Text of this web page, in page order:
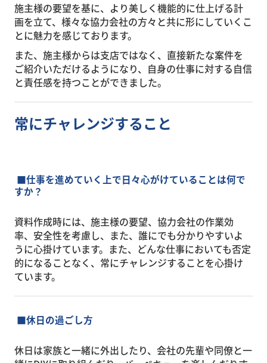
施主様の要望を基に、より美しく機能的に仕上げる計
画を立て、様々な協力会社の方々と共に形にしていくこ
とに魅力を感じております。
また、施主様からは支店ではなく、直接新たな案件を
ご紹介いただけるようになり、自身の仕事に対する自信
と責任感を持つことができました。
常にチャレンジすること
■仕事を進めていく上で日々心がけていることは何で
すか？
資料作成時には、施主様の要望、協力会社の作業効
率、安全性を考慮し、また、誰にでも分かりやすいよ
うに心掛けています。また、 どんな仕事においても否定
的になることなく、常にチャレンジすることを心掛け
ています。
■休日の過ごし方
休日は家族と一緒に外出したり、会社の先輩や同僚と一